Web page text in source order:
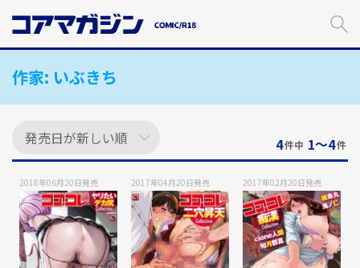
ン
作家: いぶきち
4件中 1〜4件
2018年06月20日発売 2017年04月20日発売 2017年02月20日発売